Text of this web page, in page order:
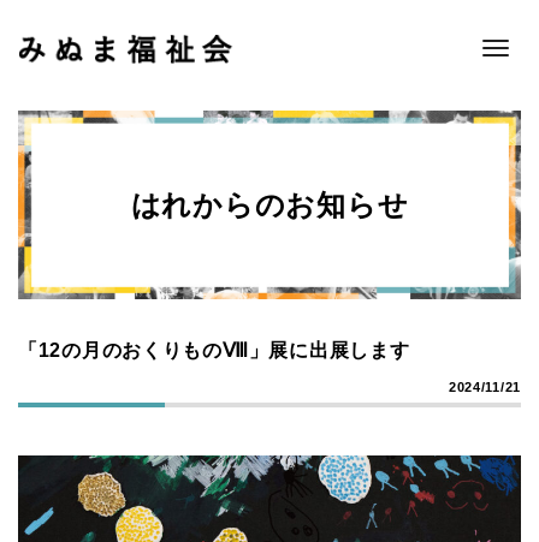
Toggle
はれからのお知らせ
「12の月のおくりものⅧ」展に出展します
2024/11/21